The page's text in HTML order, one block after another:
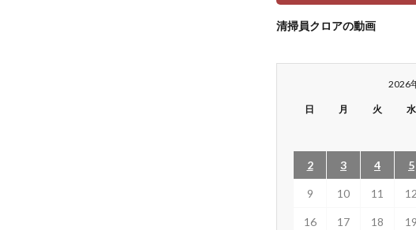
清掃員クロアの動画
2026
日 月 火 水
2 3 4 5
9 10 11 12
16 17 18 19